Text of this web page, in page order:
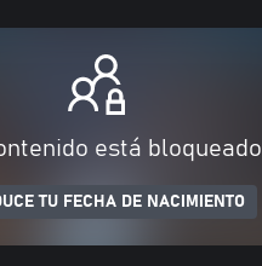
está bloqueado
TU FECHA DE NACIMIENTO